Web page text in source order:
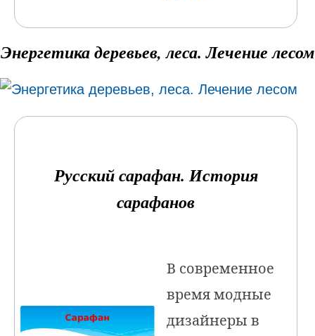
Энергетика деревьев, леса. Лечение лесом
Русский сарафан. История
сарафанов
В современное
время модные
дизайнеры в